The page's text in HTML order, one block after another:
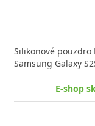
Silikonové pouzdro
Samsung Galaxy
E-shop